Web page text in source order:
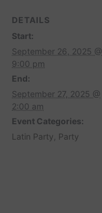
DETAILS
Start:
September 26, 2025 @
9:00 pm
End:
September 27, 2025 @
2:00 am
Event Categories:
Latin Party Party